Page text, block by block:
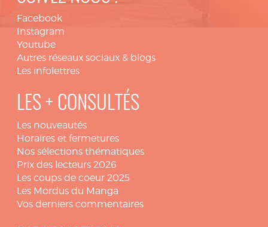
Facebook
Instagram
Youtube
Autres réseaux sociaux & blogs
Les infolettres
LES + CONSULTÉS
Les nouveautés
Horaires et fermetures
Nos sélections thématiques
Prix des lecteurs 2026
Les coups de coeur 2025
Les Mordus du Manga
Vos derniers commentaires